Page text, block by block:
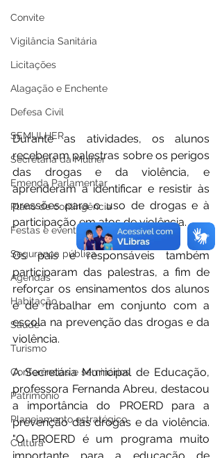
Convite
Vigilância Sanitária
Licitações
Alagação e Enchente
Defesa Civil
SEMULHER
Secretaria da Mulher
Emenda Parlamentar
Plano de contingência
Festas e eventos
Segurança pública
Agendas
Habitação
Saúde
Turismo
Conferências e seminários
Patrimônio
Planejamento estratégico
Cultura
Durante as atividades, os alunos
receberam palestras sobre os perigos
das drogas e da violência, e
aprenderam a identificar e resistir às
pressões para o uso de drogas e à
participação em atos de violência.
Os pais e responsáveis também
participaram das palestras, a fim de
reforçar os ensinamentos dos alunos
e de trabalhar em conjunto com a
escola na prevenção das drogas e da
violência.
A Secretária Municipal de Educação,
professora Fernanda Abreu, destacou
a importância do PROERD para a
prevenção das drogas e da violência.
"O PROERD é um programa muito